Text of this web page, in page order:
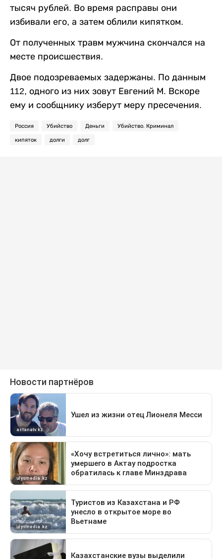
тысяч рублей. Во время расправы они
избивали его, а затем облили кипятком.
От полученных травм мужчина скончался на
месте происшествия.
Двое подозреваемых задержаны. По данным
112, одного из них зовут Евгений М. Вскоре
ему и сообщнику изберут меру пресечения.
Россия Убийство Деньги Убийство. Криминал
кипяток долги долг